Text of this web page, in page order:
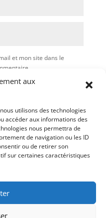
aux
utilisons des technologies
accéder aux informations des
nous permettra de
de navigation ou les ID
ou de retirer son
sur certaines caractéristiques
et mon site dans le
commentaire
de cookies (UE)